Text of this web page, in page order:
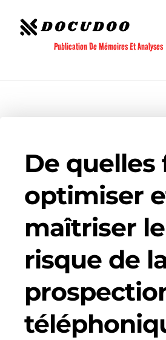
contenu
Publication De Mémoires Et Analyses
De quelles
optimiser
maîtriser le
risque de